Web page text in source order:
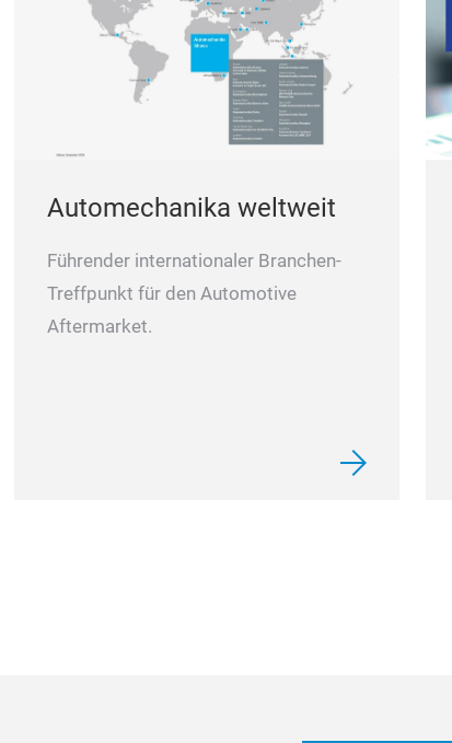
Automechanika weltweit
Führender internationaler Branchen-
Treffpunkt für den Automotive
Aftermarket.